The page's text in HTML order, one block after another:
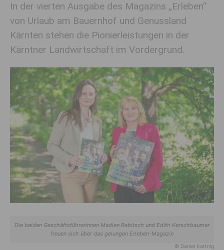
In der vierten Ausgabe des Magazins „Erleben“
von Urlaub am Bauernhof und Genussland
Kärnten stehen die Pionierleistungen in der
Kärntner Landwirtschaft im Vordergrund.
Die beiden Geschäftsführerinnen Madlen Rabitsch und Edith Kerschbaumer
freuen sich über das gelungen Erleben-Magazin
© Daniel Kattnig